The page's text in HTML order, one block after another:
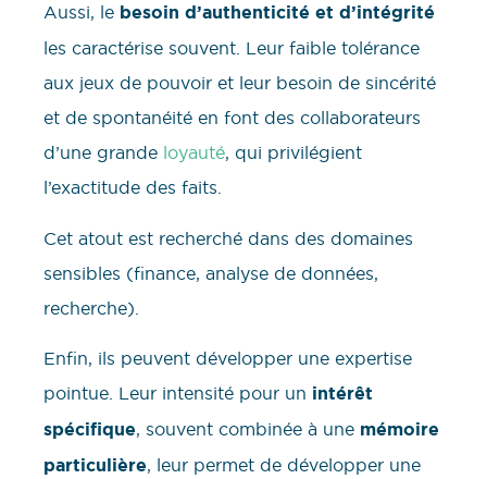
Aussi, le besoin d’authenticité et d’intégrité
les caractérise souvent. Leur faible tolérance
aux jeux de pouvoir et leur besoin de sincérité
et de spontanéité en font des collaborateurs
d’une grande loyauté, qui privilégient
l’exactitude des faits.
Cet atout est recherché dans des domaines
sensibles (finance, analyse de données,
recherche).
Enfin, ils peuvent développer une expertise
pointue. Leur intensité pour un intérêt
spécifique, souvent combinée à une mémoire
particulière, leur permet de développer une